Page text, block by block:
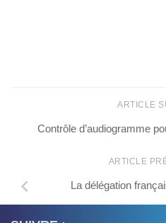
ARTICLE
Contrôle d’audiogramme
ARTICLE
La délégation